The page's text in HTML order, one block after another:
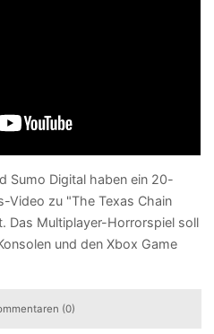
Sumo Digital haben ein 20-
Video zu "The Texas Chain
Das Multiplayer-Horrorspiel soll
und den Xbox Game
(0)